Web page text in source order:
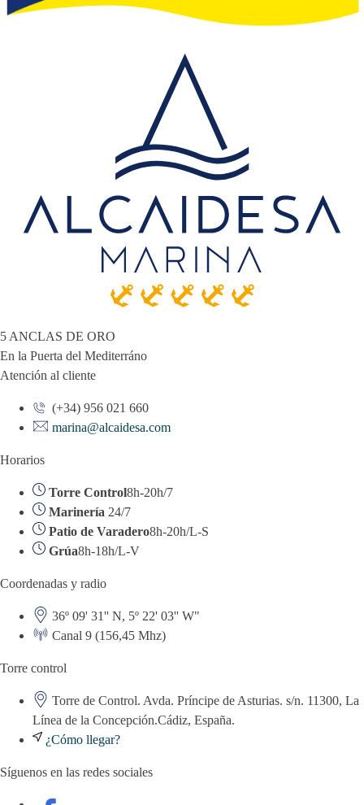
5 ANCLAS DE ORO
En la Puerta del Mediterráno
Atención al cliente
(+34) 956 021 660
marina@alcaidesa.com
Horarios
Torre Control8h-20h/7
Marinería 24/7
Patio de Varadero8h-20h/L-S
Grúa8h-18h/L-V
Coordenadas y radio
36º 09' 31'' N, 5º 22' 03'' W"
Canal 9 (156,45 Mhz)
Torre control
Torre de Control. Avda. Príncipe de Asturias. s/n. 11300, La
Línea de la Concepción.Cádiz, España.
¿Cómo llegar?
Síguenos en las redes sociales